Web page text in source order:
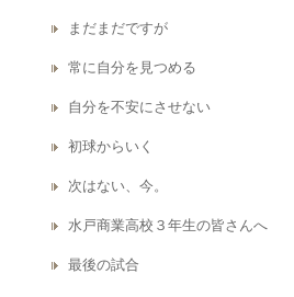
まだまだですが
常に自分を見つめる
自分を不安にさせない
初球からいく
次はない、今。
水戸商業高校３年生の皆さんへ
最後の試合